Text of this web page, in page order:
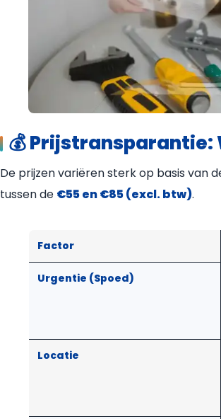
💰 Prijstransparantie:
De prijzen variëren sterk op basis van
tussen de €55 en €85 (excl. btw).
Factor
Urgentie (Spoed)
Locatie